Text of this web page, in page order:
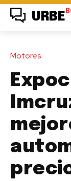
URBE
Motores